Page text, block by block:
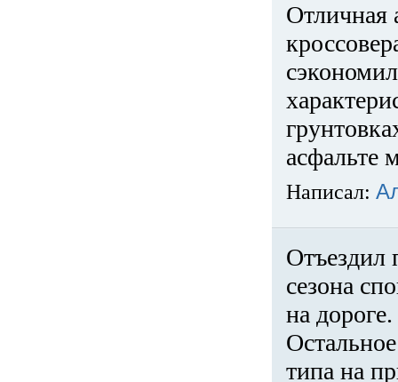
Отличная
асфальте
Написал:
Отъездил
сезона
на
типа на